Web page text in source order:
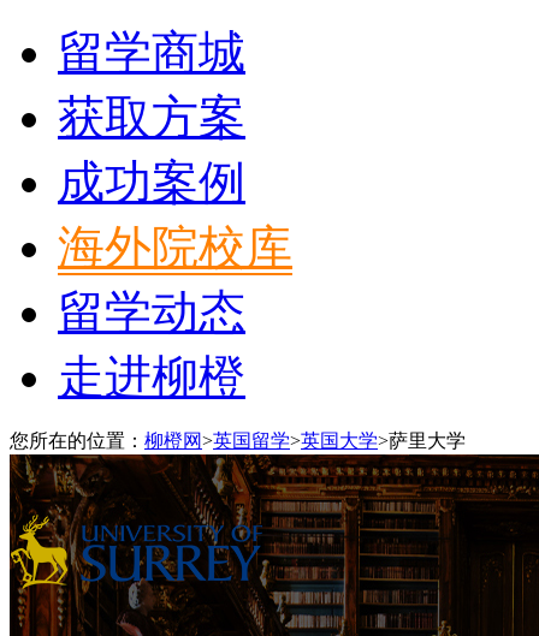
留学商城
获取方案
成功案例
海外院校库
留学动态
走进柳橙
您所在的位置： 柳橙网>英国留学>英国大学>萨里大学